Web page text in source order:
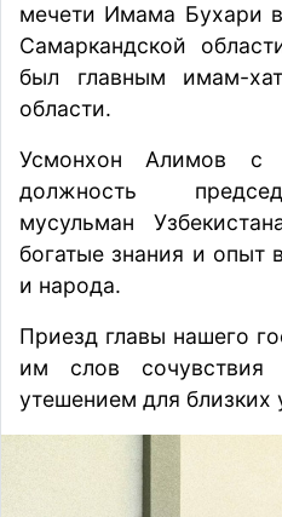
мечети Имама Бухари
Самаркандской
был главным имам-
области.
Усмонхон Алимов с
должность
мусульман
богатые знания и опыт
и народа.
Приезд главы нашего
им слов
утешением для близких